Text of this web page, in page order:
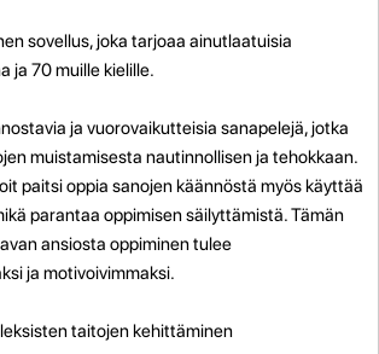
sovellus, joka tarjoaa ainutlaatuisia
ja 70 muille kielille.
ja vuorovaikutteisia sanapelejä, jotka
muistamisesta nautinnollisen ja tehokkaan.
paitsi oppia sanojen käännöstä myös käyttää
parantaa oppimisen säilyttämistä. Tämän
ansiosta oppiminen tulee
ja motivoivimmaksi.
taitojen kehittäminen